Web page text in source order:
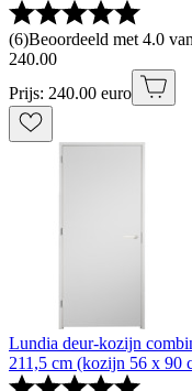
(6)Beoordeeld met 4.0
240.00
Prijs: 240.00 euro
Lundia deur-kozijn
211,5 cm (kozijn 56 x 90